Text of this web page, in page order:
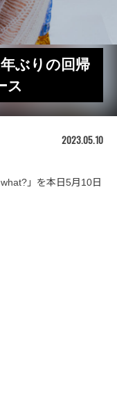
ぶりの回帰
ス
2023.05.10
」を本日5月10日